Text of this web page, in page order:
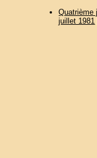
Quatrième
juillet 1981